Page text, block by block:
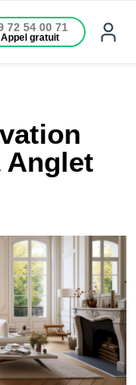
72 54 00 71
Appel gratuit
Anglet